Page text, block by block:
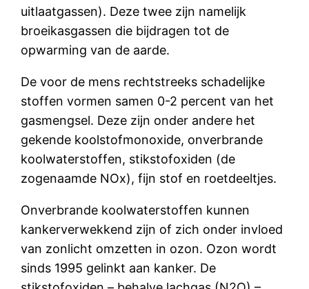
uitlaatgassen). Deze twee zijn namelijk
broeikasgassen die bijdragen tot de
opwarming van de aarde.
De voor de mens rechtstreeks schadelijke
stoffen vormen samen 0-2 percent van het
gasmengsel. Deze zijn onder andere het
gekende koolstofmonoxide, onverbrande
koolwaterstoffen, stikstofoxiden (de
zogenaamde NOx), fijn stof en roetdeeltjes.
Onverbrande koolwaterstoffen kunnen
kankerverwekkend zijn of zich onder invloed
van zonlicht omzetten in ozon. Ozon wordt
sinds 1995 gelinkt aan kanker. De